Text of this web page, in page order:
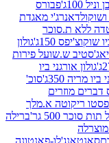
פבורס
מאגדת
גולון
פירות
ביו
סוכ'
א.מלך
ברילה
פאנטונה